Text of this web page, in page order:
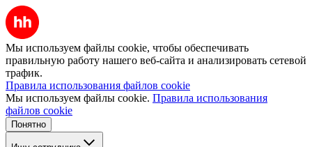
Мы используем файлы cookie, чтобы обеспечивать
правильную работу нашего веб-сайта и анализировать сетевой
трафик.
Правила использования файлов cookie
Мы используем файлы cookie. Правила использования
файлов cookie
Понятно